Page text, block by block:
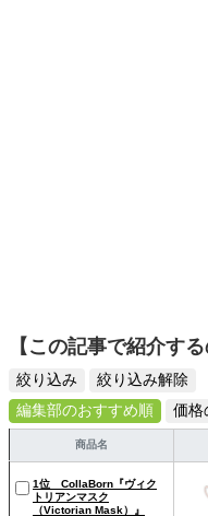
【この記事で紹介す
絞り込み
絞り込み解除
編集部のおすすめ順
価格
商品名
1位 CollaBorn『ヴィク
トリアンマスク
（Victorian Mask）』